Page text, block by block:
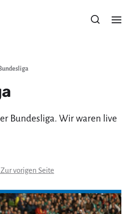
Bundesliga
Bundesliga. Wir waren live
Zur vorigen Seite